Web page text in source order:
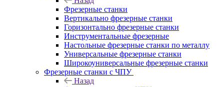
Фрезерные станки
Вертикально фрезерные станки
Горизонтально фрезерные станки
Инструментальные фрезерные
Настольные фрезерные станки по металлу
Универсальные фрезерные станки
Широкоуниверсальные фрезерные станки
Фрезерные станки с ЧПУ
Назад